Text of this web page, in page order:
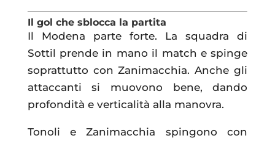
Il gol che sblocca la partita
Il Modena parte forte. La squadra di
Sottil prende in mano il match e spinge
soprattutto con Zanimacchia. Anche gli
attaccanti si muovono bene, dando
profondità e verticalità alla manovra.
Tonoli e Zanimacchia spingono con